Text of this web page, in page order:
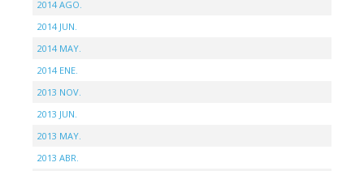
2014 AGO.
2014 JUN.
2014 MAY.
2014 ENE.
2013 NOV.
2013 JUN.
2013 MAY.
2013 ABR.